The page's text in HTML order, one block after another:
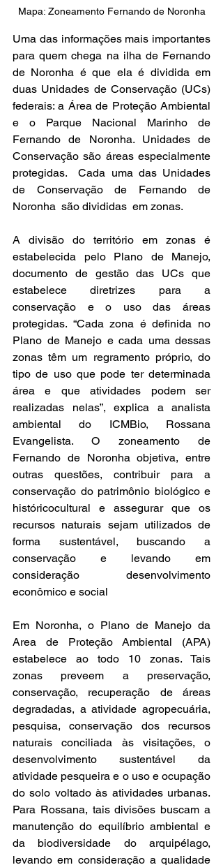
Mapa: Zoneamento Fernando de Noronha
Uma das informações mais importantes
para quem chega na ilha de Fernando
de Noronha é que ela é dividida em
duas Unidades de Conservação (UCs)
federais: a Área de Proteção Ambiental
e o Parque Nacional Marinho de
Fernando de Noronha. Unidades de
Conservação são áreas especialmente
protegidas.  Cada uma das Unidades
de Conservação de Fernando de
Noronha  são divididas  em zonas.
A divisão do território em zonas é
estabelecida pelo Plano de Manejo,
documento de gestão das UCs que
estabelece diretrizes para a
conservação e o uso das áreas
protegidas. “Cada zona é definida no
Plano de Manejo e cada uma dessas
zonas têm um regramento próprio, do
tipo de uso que pode ter determinada
área e que atividades podem ser
realizadas nelas”, explica a analista
ambiental do ICMBio, Rossana
Evangelista. O zoneamento de
Fernando de Noronha objetiva, entre
outras questões, contribuir para a
conservação do patrimônio biológico e
históricocultural e assegurar que os
recursos naturais sejam utilizados de
forma sustentável, buscando a
conservação e levando em
consideração desenvolvimento
econômico e social
Em Noronha, o Plano de Manejo da
Area de Proteção Ambiental (APA)
estabelece ao todo 10 zonas. Tais
zonas preveem a preservação,
conservação, recuperação de áreas
degradadas, a atividade agropecuária,
pesquisa, conservação dos recursos
naturais conciliada às visitações, o
desenvolvimento sustentável da
atividade pesqueira e o uso e ocupação
do solo voltado às atividades urbanas.
Para Rossana, tais divisões buscam a
manutenção do equilíbrio ambiental e
da biodiversidade do arquipélago,
levando em consideração a qualidade